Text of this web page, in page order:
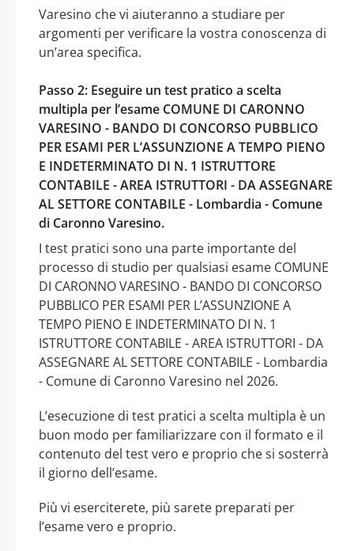
Varesino che vi aiuteranno a studiare per
argomenti per verificare la vostra conoscenza di
un’area specifica.
Passo 2: Eseguire un test pratico a scelta
multipla per l’esame COMUNE DI CARONNO
VARESINO - BANDO DI CONCORSO PUBBLICO
PER ESAMI PER L’ASSUNZIONE A TEMPO PIENO
E INDETERMINATO DI N. 1 ISTRUTTORE
CONTABILE - AREA ISTRUTTORI - DA ASSEGNARE
AL SETTORE CONTABILE - Lombardia - Comune
di Caronno Varesino.
I test pratici sono una parte importante del
processo di studio per qualsiasi esame COMUNE
DI CARONNO VARESINO - BANDO DI CONCORSO
PUBBLICO PER ESAMI PER L’ASSUNZIONE A
TEMPO PIENO E INDETERMINATO DI N. 1
ISTRUTTORE CONTABILE - AREA ISTRUTTORI - DA
ASSEGNARE AL SETTORE CONTABILE - Lombardia
- Comune di Caronno Varesino nel 2026.
L’esecuzione di test pratici a scelta multipla è un
buon modo per familiarizzare con il formato e il
contenuto del test vero e proprio che si sosterrà
il giorno dell’esame.
Più vi eserciterete, più sarete preparati per
l’esame vero e proprio.